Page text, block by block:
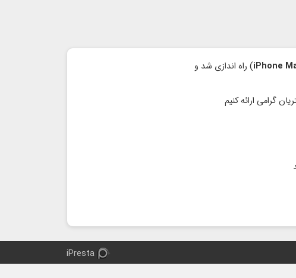
iPhone) راه اندازی شد و
iPresta